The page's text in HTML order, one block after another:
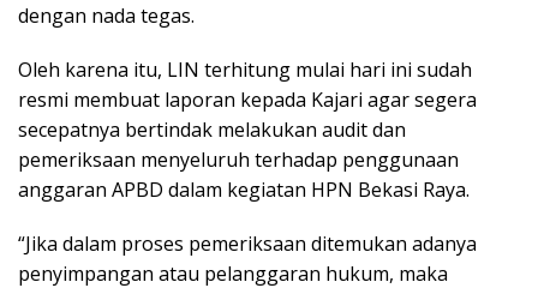
dengan nada tegas.
Oleh karena itu, LIN terhitung mulai hari ini sudah
resmi membuat laporan kepada Kajari agar segera
secepatnya bertindak melakukan audit dan
pemeriksaan menyeluruh terhadap penggunaan
anggaran APBD dalam kegiatan HPN Bekasi Raya.
“Jika dalam proses pemeriksaan ditemukan adanya
penyimpangan atau pelanggaran hukum, maka